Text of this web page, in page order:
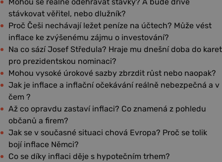
stávkovat věřitel, nebo dlužník?
Proč Češi nechávají ležet peníze na účtech? Může vést
inflace ke zvýšenému zájmu o investování?
Na co sází Josef Středula? Hraje mu dnešní doba do karet
pro prezidentskou nominaci?
Mohou vysoké úrokové sazby zbrzdit růst nebo naopak?
Jak je inflace a inflační očekávání reálně nebezpečná a v
čem ?
Až co opravdu zastaví inflaci? Co znamená z pohledu
občanů a firem?
Jak se v současné situaci chová Evropa? Proč se tolik
bojí inflace Němci?
Co se díky inflaci děje s hypotečním trhem?